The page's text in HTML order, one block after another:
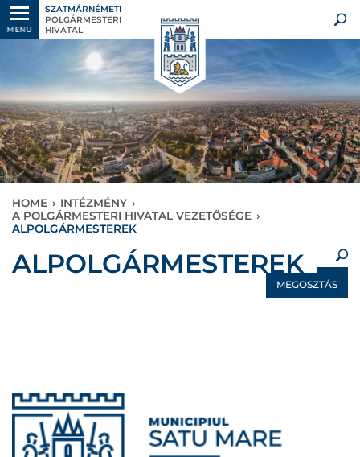
MENU
SZATMÁRNÉMETI
POLGÁRMESTERI
HIVATAL
HOME › INTÉZMÉNY ›
A POLGÁRMESTERI HIVATAL VEZETŐSÉGE ›
ALPOLGÁRMESTEREK
×
ALPOLGÁRMESTEREK
MEGOSZTÁS